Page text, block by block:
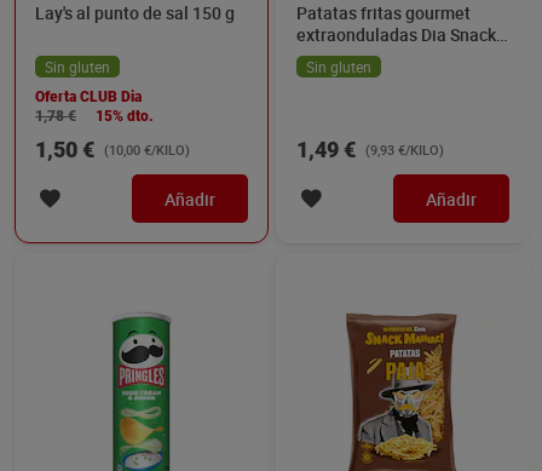
Lay's al punto de sal 150 g
Sin gluten
Oferta CLUB Dia
1,78 €
15% dto.
1,50 € (10,00 €/KILO)
Añadir
Patatas fritas gourmet
extraonduladas Dia Snack
Maniac 150 g
Sin gluten
1,49 € (9,93 €/KILO)
Añadir